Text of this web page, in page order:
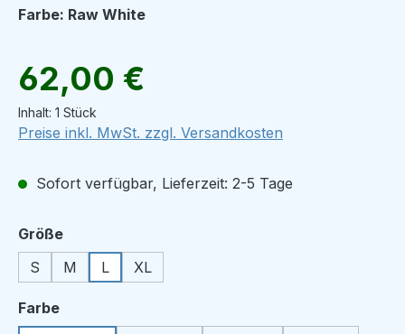
Farbe: Raw White
Regulärer Preis:
62,00 €
Inhalt: 1 Stück
Preise inkl. MwSt. zzgl. Versandkosten
Sofort verfügbar, Lieferzeit: 2-5 Tage
Größeauswählen
S
M L XL
Farbeauswählen